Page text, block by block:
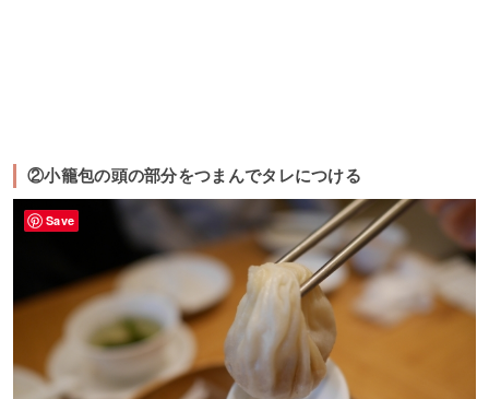
②小籠包の頭の部分をつまんでタレにつける
Save